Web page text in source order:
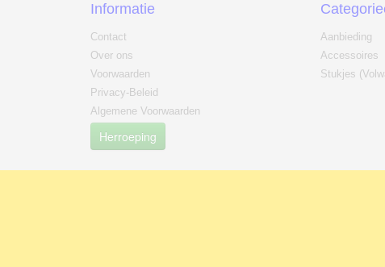
Informatie
Contact
Over ons
Voorwaarden
Privacy-Beleid
Algemene Voorwaarden
Herroeping
Aanbieding
Accessoires
Stukjes